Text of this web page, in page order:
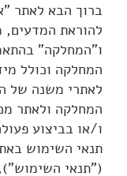
ברוך הבא לאתר
להוראת המדעים,
ו"המחלקה"
המחלקה וכולל
לאתרי משנה של
המחלקה ולאתר
ו/או בביצוע
תנאי השימוש
("תנאי